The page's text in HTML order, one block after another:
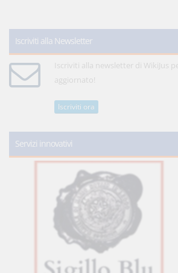
Iscriviti alla Newsletter
Iscriviti alla newsletter di WikiJus
aggiornato!
Iscriviti ora
Servizi innovativi